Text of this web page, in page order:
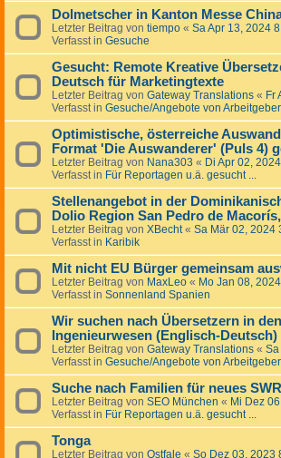
Dolmetscher in Kanton Messe
Letzter Beitrag von tiempo « Sa Apr 13, 2024
Verfasst in Gesuche
Gesucht: Remote Kreative
Deutsch für Marketingtexte
Letzter Beitrag von Gateway Translations « Fr
Verfasst in Gesuche/Angebote von
Optimistische, österreiche
Format 'Die Auswanderer' (Puls 4)
Letzter Beitrag von Nana303 « Di Apr 02,
Verfasst in Für Reportagen u.ä. gesucht ...
Stellenangebot in der
Dolio Region San Pedro de
Letzter Beitrag von XBecht« Sa Mär 02, 2024
Verfasst in Karibik
Mit nicht EU Bürger gemeinsam
Letzter Beitrag von MaxLeo « Mo Jan 08,
Verfasst in Sonnenland Spanien
Wir suchen nach Übersetzern in
Ingenieurwesen (Englisch-Deutsch)
Letzter Beitrag von Gateway Translations «
Verfasst in Gesuche/Angebote von
Suche nach Familien für neues
Letzter Beitrag von SEO München « Mi Dez
Verfasst in Für Reportagen u.ä. gesucht ...
Tonga
Letzter Beitrag von Ostfale « So Dez 03, 2023